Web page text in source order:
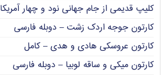
کلیپ قدیمی از جام جهانی نود و چهار آمریکا
کارتون جوجه اردک زشت – دوبله فارسی
کارتون عروسکی هادی و هدی – کامل
کارتون میکی و ساقه لوبیا – دوبله فارسی